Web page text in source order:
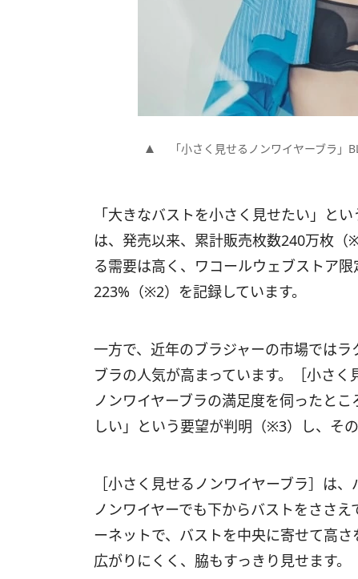
「小さく見せるノンワイヤーブラ」
「大きなバストを小さく見せたい」と
は、発売以来、累計販売枚数240万枚
る需要は高く、ワコールウェブストア
223%（※2）を記録しています。
一方で、近年のブラジャーの市場では
ブラの人気が高まっています。［小さ
ノンワイヤーブラの満足度を伺ったと
しい」という要望が判明（※3）し、そ
［小さく見せるノンワイヤーブラ］は
ノンワイヤーでも下からバストをささ
ーネットで、バストを中央に寄せて高
広がりにくく、脇もすっきり見せます。